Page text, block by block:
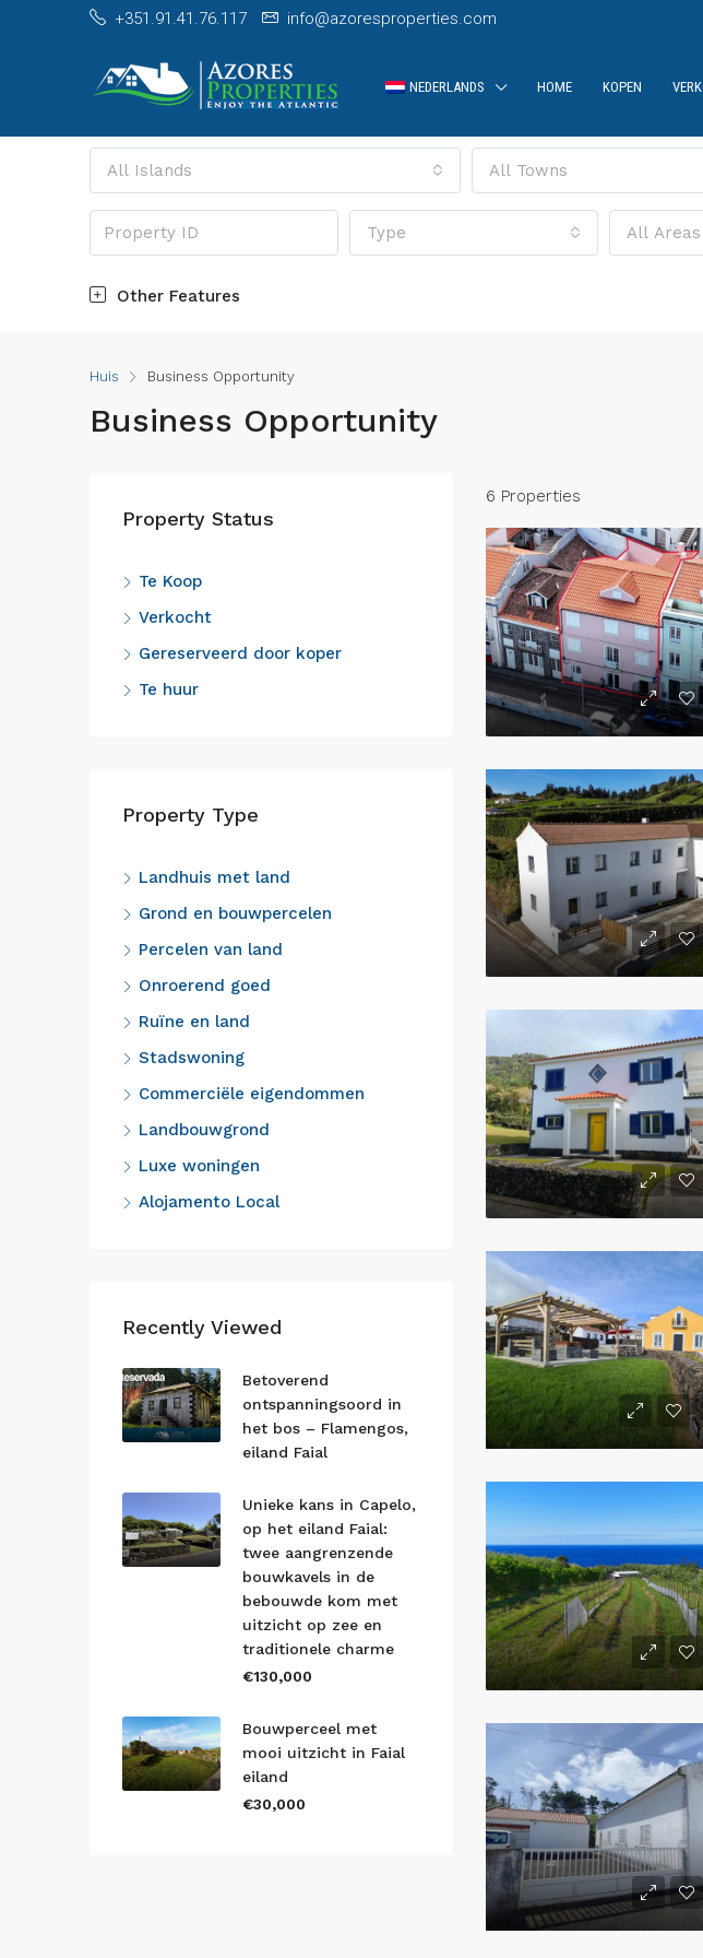
+351.91.41.76.117 info@azoresproperties.com
NEDERLANDS HOME KOPEN
All Islands All Towns
Type All Areas
Other Features
Huis Business Opportunity
Business Opportunity
6 Properties
Property Status
Te Koop
Verkocht
Gereserveerd door koper
Te huur
Property Type
Landhuis met land
Grond en bouwpercelen
Percelen van land
Onroerend goed
Ruïne en land
Stadswoning
Commerciële eigendommen
Landbouwgrond
Luxe woningen
Alojamento Local
Recently Viewed
Betoverend
ontspanningsoord in
het bos – Flamengos,
eiland Faial
Unieke kans in Capelo,
op het eiland Faial:
twee aangrenzende
bouwkavels in de
bebouwde kom met
uitzicht op zee en
traditionele charme
€130,000
Bouwperceel met
mooi uitzicht in Faial
eiland
€30,000